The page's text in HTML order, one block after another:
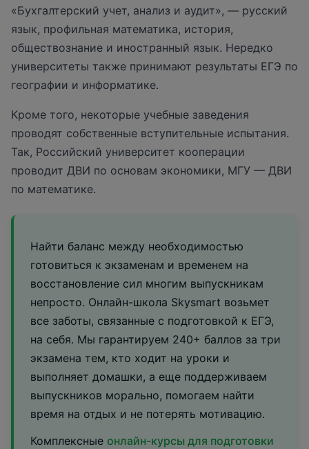
«Бухгалтерский учет, анализ и аудит», — русский
язык, профильная математика, история,
обществознание и иностранный язык. Нередко
университеты также принимают результаты ЕГЭ по
географии и информатике.
Кроме того, некоторые учебные заведения
проводят собственные вступительные испытания.
Так, Российский университет кооперации
проводит ДВИ по основам экономики, МГУ — ДВИ
по математике.
Найти баланс между необходимостью
готовиться к экзаменам и временем на
восстановление сил многим выпускникам
непросто. Онлайн-школа Skysmart возьмет
все заботы, связанные с подготовкой к ЕГЭ,
на себя. Мы гарантируем 240+ баллов за три
экзамена тем, кто ходит на уроки и
выполняет домашки, а еще поддерживаем
выпускников морально, помогаем найти
время на отдых и не потерять мотивацию.
Комплексные онлайн-курсы для подготовки